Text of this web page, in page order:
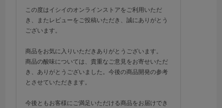
この度はイシイのオンラインストアをご利用いただ
き、またレビューをご投稿いただき、誠にありがとう
ございます。
商品をお気に入りいただきありがとうございます。
商品の酸味については、貴重なご意見をお寄せいただ
き、ありがとうございました。今後の商品開発の参考
とさせていただきます。
今後ともお客様にご満足いただける商品をお届けでき